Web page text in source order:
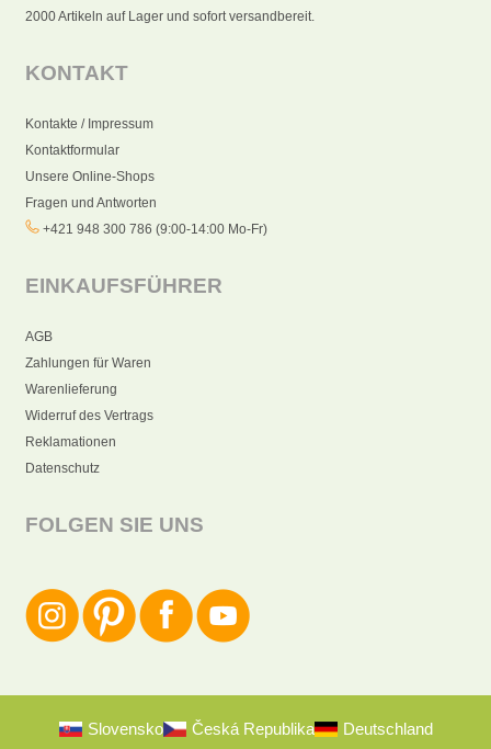
2000 Artikeln auf Lager und sofort versandbereit.
KONTAKT
Kontakte / Impressum
Kontaktformular
Unsere Online-Shops
Fragen und Antworten
+421 948 300 786 (9:00-14:00 Mo-Fr)
EINKAUFSFÜHRER
AGB
Zahlungen für Waren
Warenlieferung
Widerruf des Vertrags
Reklamationen
Datenschutz
FOLGEN SIE UNS
Slovensko Česká Republika Deutschland